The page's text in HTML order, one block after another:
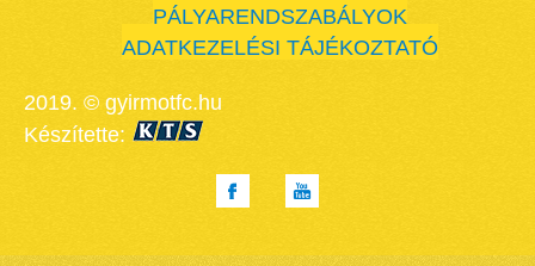
PÁLYARENDSZABÁLYOK
ADATKEZELÉSI TÁJÉKOZTATÓ
2019. © gyirmotfc.hu
Készítette: